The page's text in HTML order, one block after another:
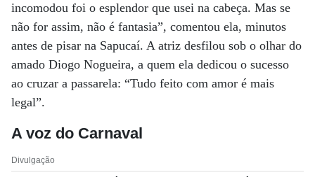
incomodou foi o esplendor que usei na cabeça. Mas se
não for assim, não é fantasia”, comentou ela, minutos
antes de pisar na Sapucaí. A atriz desfilou sob o olhar do
amado Diogo Nogueira, a quem ela dedicou o sucesso
ao cruzar a passarela: “Tudo feito com amor é mais
legal”.
A voz do Carnaval
Divulgação